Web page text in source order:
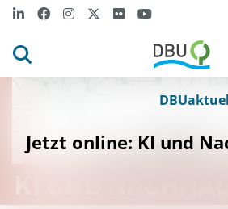
Jetzt online: KI und